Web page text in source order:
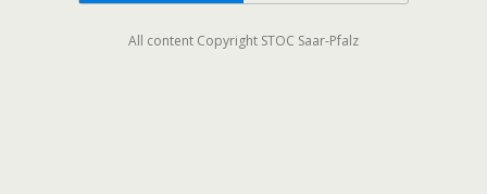
All content Copyright STOC Saar-Pfalz